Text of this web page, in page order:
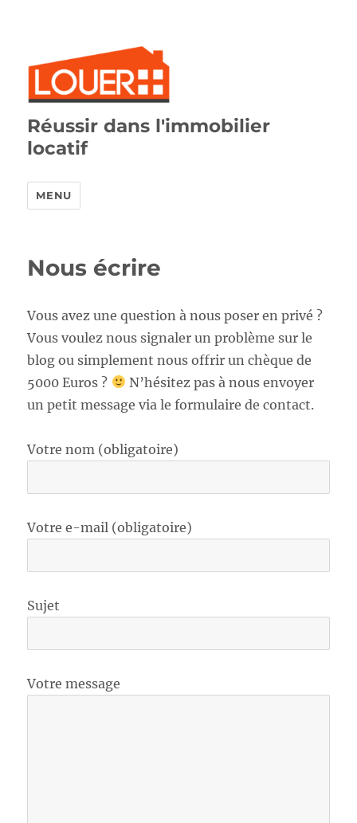
Réussir dans l'immobilier
locatif
MENU
Nous écrire
Vous avez une question à nous poser en privé ?
Vous voulez nous signaler un problème sur le
blog ou simplement nous offrir un chèque de
5000 Euros ?
N’hésitez pas à nous envoyer
un petit message via le formulaire de contact.
Votre nom (obligatoire)
Votre e-mail (obligatoire)
Sujet
Votre message